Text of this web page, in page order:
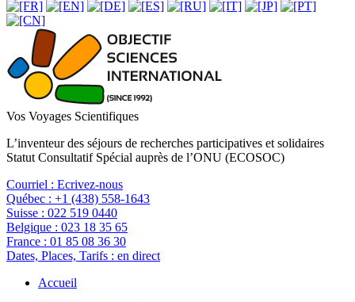
Vos Voyages Scientifiques
L’inventeur des séjours de recherches participatives et solidaires
Statut Consultatif Spécial auprès de l’ONU (ECOSOC)
Courriel : Ecrivez-nous
Québec : +1 (438) 558-1643
Suisse : 022 519 0440
Belgique : 023 18 35 65
France : 01 85 08 36 30
Dates, Places, Tarifs : en direct
Accueil